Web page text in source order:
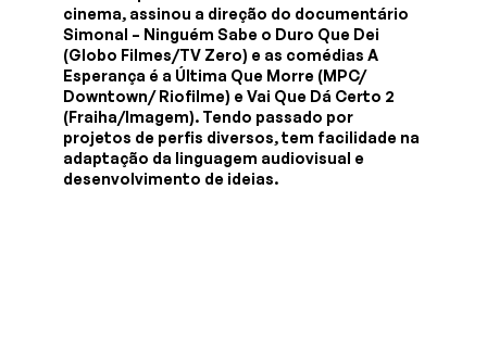
cinema, assinou a direção do documentário
Simonal – Ninguém Sabe o Duro Que Dei
(Globo Filmes/TV Zero) e as comédias A
Esperança é a Última Que Morre (MPC/
Downtown/ Riofilme) e Vai Que Dá Certo 2
(Fraiha/Imagem). Tendo passado por
projetos de perfis diversos, tem facilidade na
adaptação da linguagem audiovisual e
desenvolvimento de ideias.